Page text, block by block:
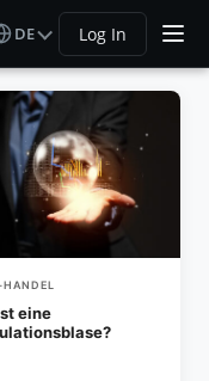
DE Log In
HANDEL
eine